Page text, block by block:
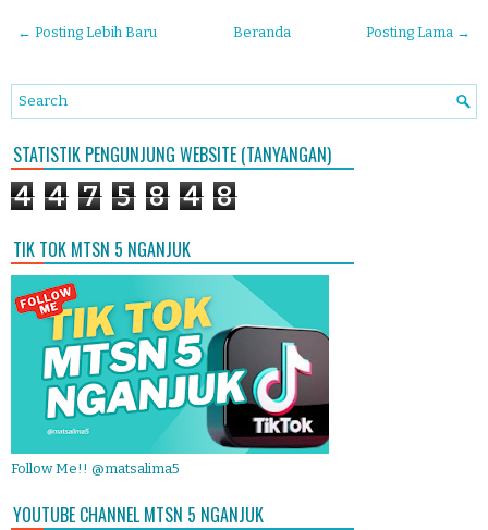
← Posting Lebih Baru Posting Lama →
Beranda
STATISTIK PENGUNJUNG WEBSITE (TANYANGAN)
4 4 7 5 8 4 8
TIK TOK MTSN 5 NGANJUK
Follow Me!! @matsalima5
YOUTUBE CHANNEL MTSN 5 NGANJUK